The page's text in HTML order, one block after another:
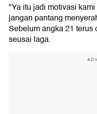
"Ya itu jadi motivasi
jangan pantang
Sebelum angka 21 terus
seusai laga.